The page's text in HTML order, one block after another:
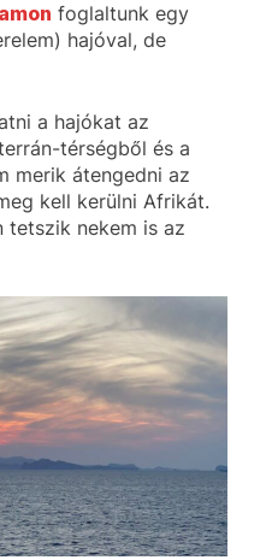
foglaltunk egy
hajóval, de
a hajókat az
térségből és a
merik átengedni az
kell kerülni Afrikát.
tetszik nekem is az